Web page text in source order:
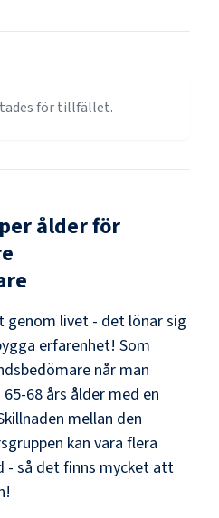
för tillfället.
ålder för
genom livet - det lönar sig
erfarenhet! Som
når man
65-68 års ålder med en
mellan den
kan vara flera
- så det finns mycket att